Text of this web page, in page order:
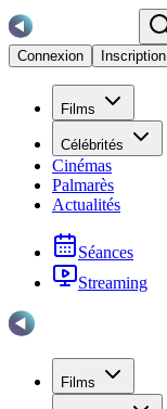
Connexion
Inscription
Films
Célébrités
Cinémas
Palmarès
Actualités
Séances
Streaming
Films